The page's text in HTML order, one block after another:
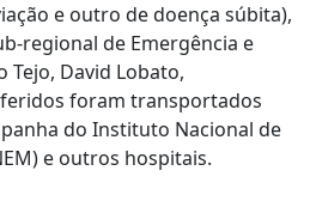
e outro de doença súbita),
regional de Emergência e
Tejo, David Lobato,
foram transportados
do Instituto Nacional de
e outros hospitais.